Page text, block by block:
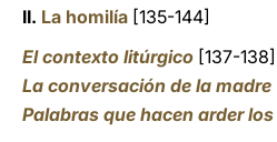
II. La homilía [135-144]
El contexto litúrgico [137-138]
La conversación de la madre
Palabras que hacen arder